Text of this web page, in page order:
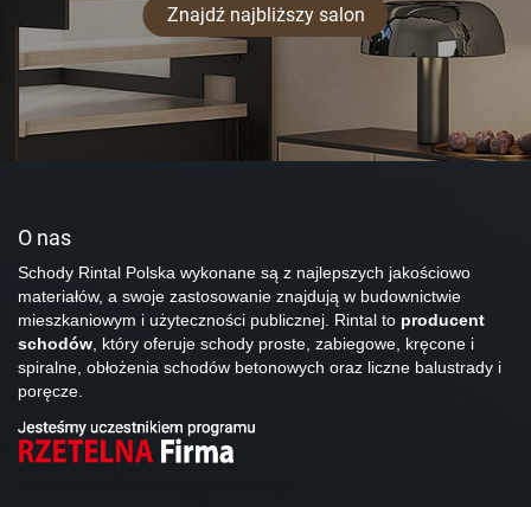
Znajdź najbliższy salon
O nas
Schody Rintal Polska wykonane są z najlepszych jakościowo
materiałów, a swoje zastosowanie znajdują w budownictwie
mieszkaniowym i użyteczności publicznej. Rintal to producent
schodów, który oferuje schody proste, zabiegowe, kręcone i
spiralne, obłożenia schodów betonowych oraz liczne balustrady i
poręcze.